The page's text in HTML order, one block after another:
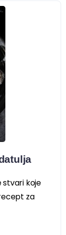
stvari koje
za